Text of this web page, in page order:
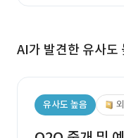
AI가 발견한 유사도
유사도 높음